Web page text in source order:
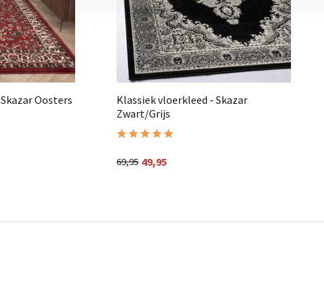
Oosters
Klassiek vloerkleed - Skazar
Zwart/Grijs
69,95 49,95